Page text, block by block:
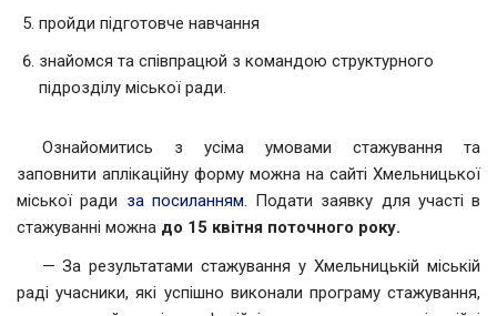
пройди підготовче навчання
знайомся та співпрацюй з командою структурного
підрозділу міської ради.
Ознайомитись з усіма умовами стажування та
заповнити аплікаційну форму можна на сайті Хмельницької
міської ради за посиланням. Подати заявку для участі в
стажуванні можна до 15 квітня поточного року.
— За результатами стажування у Хмельницькій міській
раді учасники, які успішно виконали програму стажування,